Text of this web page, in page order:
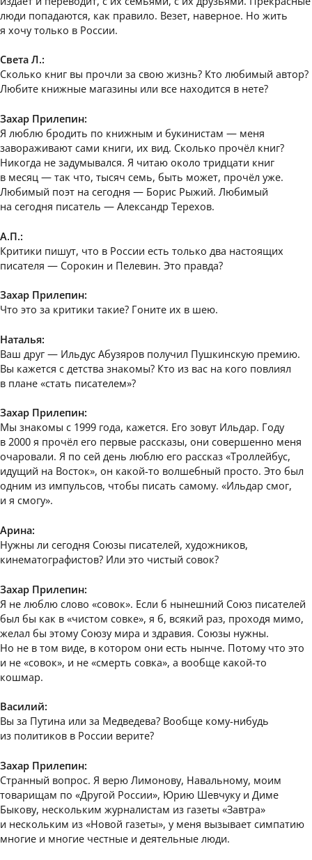
люди попадаются, как правило. Везет, наверное. Но жить
я хочу только в России.
Света Л.:
Сколько книг вы прочли за свою жизнь? Кто любимый автор?
Любите книжные магазины или все находится в нете?
Захар Прилепин:
Я люблю бродить по книжным и букинистам — меня
завораживают сами книги, их вид. Сколько прочёл книг?
Никогда не задумывался. Я читаю около тридцати книг
в месяц — так что, тысяч семь, быть может, прочёл уже.
Любимый поэт на сегодня — Борис Рыжий. Любимый
на сегодня писатель — Александр Терехов.
А.П.:
Критики пишут, что в России есть только два настоящих
писателя — Сорокин и Пелевин. Это правда?
Захар Прилепин:
Что это за критики такие? Гоните их в шею.
Наталья:
Ваш друг — Ильдус Абузяров получил Пушкинскую премию.
Вы кажется с детства знакомы? Кто из вас на кого повлиял
в плане «стать писателем»?
Захар Прилепин:
Мы знакомы с 1999 года, кажется. Его зовут Ильдар. Году
в 2000 я прочёл его первые рассказы, они совершенно меня
очаровали. Я по сей день люблю его рассказ «Троллейбус,
идущий на Восток», он какой-то волшебный просто. Это был
одним из импульсов, чтобы писать самому. «Ильдар смог,
и я смогу».
Арина:
Нужны ли сегодня Союзы писателей, художников,
кинематографистов? Или это чистый совок?
Захар Прилепин:
Я не люблю слово «совок». Если б нынешний Союз писателей
был бы как в «чистом совке», я б, всякий раз, проходя мимо,
желал бы этому Союзу мира и здравия. Союзы нужны.
Но не в том виде, в котором они есть нынче. Потому что это
и не «совок», и не «смерть совка», а вообще какой-то
кошмар.
Василий:
Вы за Путина или за Медведева? Вообще кому-нибудь
из политиков в России верите?
Захар Прилепин:
Странный вопрос. Я верю Лимонову, Навальному, моим
товарищам по «Другой России», Юрию Шевчуку и Диме
Быкову, нескольким журналистам из газеты «Завтра»
и нескольким из «Новой газеты», у меня вызывает симпатию
многие и многие честные и деятельные люди.